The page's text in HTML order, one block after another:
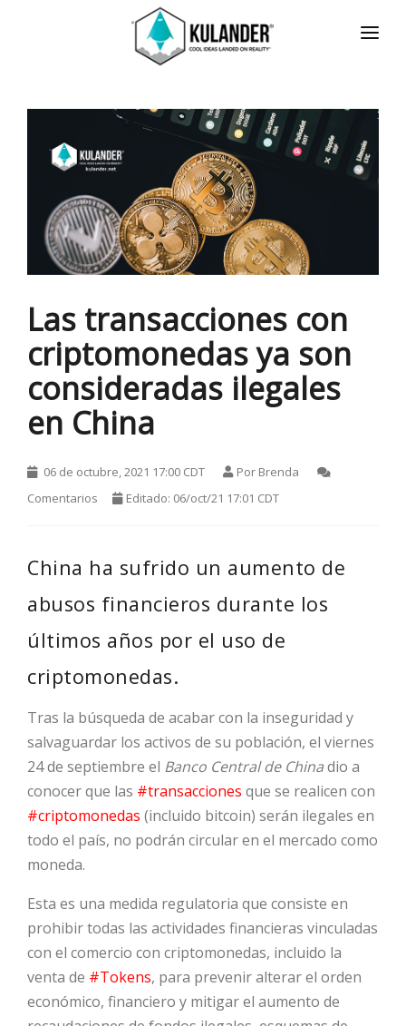
NOTICIAS
SERVICIOS
HOT
REVIEWS
ACERCA
CONTACTO
ENGLISH
Las transacciones con
criptomonedas ya son
consideradas ilegales
en China
06 de octubre, 2021 17:00 CDT Por Brenda
Comentarios
Editado: 06/oct/21 17:01 CDT
China ha sufrido un aumento de
abusos financieros durante los
últimos años por el uso de
criptomonedas.
Tras la búsqueda de acabar con la inseguridad y
salvaguardar los activos de su población, el viernes
24 de septiembre el Banco Central de Chinadio a
conocer que las #transacciones que se realicen con
#criptomonedas (incluido bitcoin) serán ilegales en
todo el país, no podrán circular en el mercado como
moneda.
Esta es una medida regulatoria que consiste en
prohibir todas las actividades financieras vinculadas
con el comercio con criptomonedas, incluido la
venta de #Tokens, para prevenir alterar el orden
económico, financiero y mitigar el aumento de